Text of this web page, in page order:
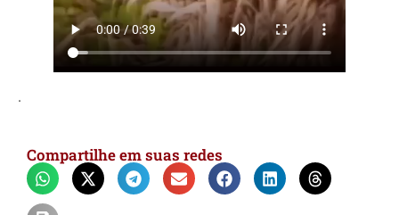
.
Compartilhe em suas redes